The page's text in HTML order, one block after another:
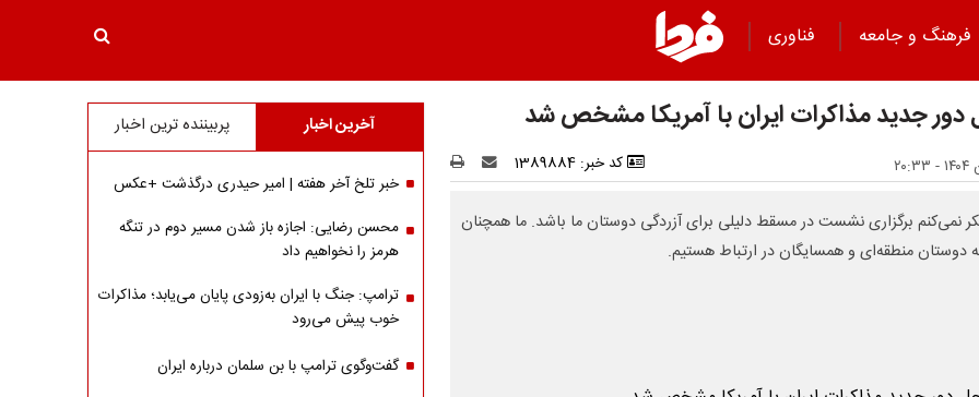
فرهنگ و جامعه
فناوری
جدید مذاکرات ایران با آمریکا مشخص شد
کد خبر: 1389884
نمی‌کنم برگزاری نشست در مسقط دلیلی برای آزردگی دوستان ما باشد. ما همچنان
دوستان منطقه‌ای و همسایگان در ارتباط هستیم.
آخرین اخبار پربیننده ترین اخبار
خبر تلخ آخر هفته | امیر حیدری درگذشت +عکس
محسن رضایی: اجازه باز شدن مسیر دوم در تنگه
هرمز را نخواهیم داد
ترامپ: جنگ با ایران به‌زودی پایان می‌یابد؛ مذاکرات
خوب پیش می‌رود
گفت‌وگوی ترامپ با بن سلمان درباره ایران